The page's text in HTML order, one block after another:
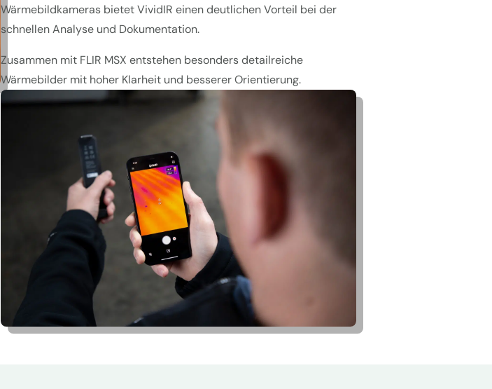
Wärmebildkameras bietet VividIR einen deutlichen Vorteil bei der
schnellen Analyse und Dokumentation.
Zusammen mit FLIR MSX entstehen besonders detailreiche
Wärmebilder mit hoher Klarheit und besserer Orientierung.